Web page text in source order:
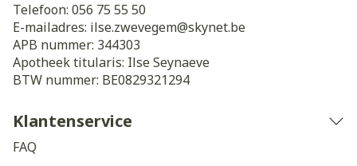
Telefoon: 056 75 55 50
E-mailadres: ilse.zwevegem@skynet.be
APB nummer: 344303
Apotheek titularis: Ilse Seynaeve
BTW nummer: BE0829321294
Klantenservice
FAQ